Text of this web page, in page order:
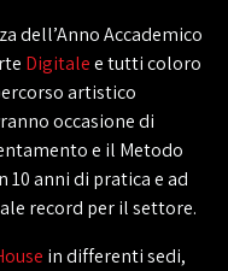
dell’Anno Accademico
Digitalee tutti coloro
artistico
occasione di
e il Metodo
anni di pratica e ad
record per il settore.
in differenti sedi,